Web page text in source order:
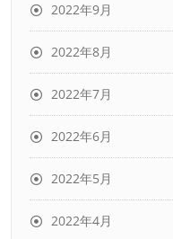
2022年9月
2022年8月
2022年7月
2022年6月
2022年5月
2022年4月